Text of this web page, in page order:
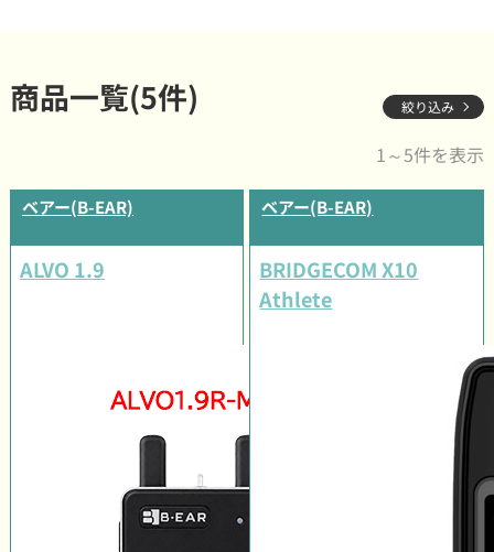
商品一覧(5件) 絞り込み
1～5件を表示
ベアー(B-EAR)
ALVO 1.9
ベアー(B-EAR)
BRIDGECOM X10
Athlete